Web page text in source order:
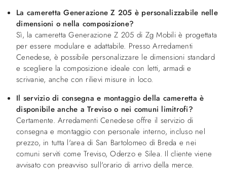
La cameretta Generazione Z 205 è personalizzabile nelle
dimensioni o nella composizione?
Sì, la cameretta Generazione Z 205 di Zg Mobili è progettata
per essere modulare e adattabile. Presso Arredamenti
Cenedese, è possibile personalizzare le dimensioni standard
e scegliere la composizione ideale con letti, armadi e
scrivanie, anche con rilievi misure in loco.
Il servizio di consegna e montaggio della cameretta è
disponibile anche a Treviso o nei comuni limitrofi?
Certamente. Arredamenti Cenedese offre il servizio di
consegna e montaggio con personale interno, incluso nel
prezzo, in tutta l'area di San Bartolomeo di Breda e nei
comuni serviti come Treviso, Oderzo e Silea. Il cliente viene
avvisato con preavviso sull'orario di arrivo della merce.